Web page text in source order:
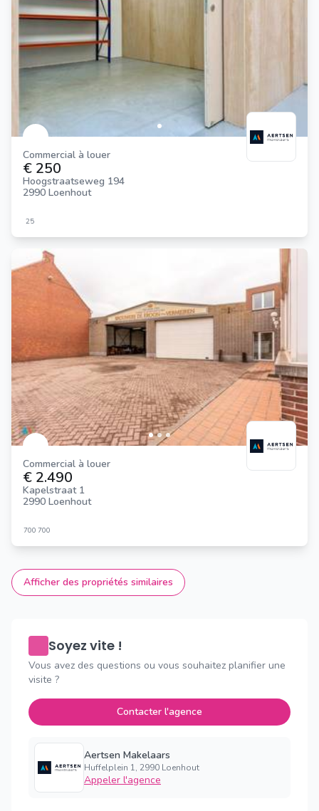
Commercial à louer
€ 250
Hoogstraatseweg 194
2990 Loenhout
25
Commercial à louer
€ 2.490
Kapelstraat 1
2990 Loenhout
700 700
Afficher des propriétés similaires
Soyez vite !
Vous avez des questions ou vous souhaitez planifier une
visite ?
Contacter l'agence
Aertsen Makelaars
Huffelplein 1, 2990 Loenhout
Appeler l'agence